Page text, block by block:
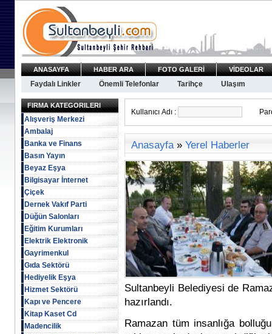
ANASAYFA HABER ARA FOTO GALERİ VİDEOLAR
Faydalı Linkler Önemli Telefonlar Tarihçe Ulaşım
FIRMA KATEGORILERI
Alışveriş Merkezi
Ambalaj
Banka ve Finans
Basın Yayın
Beyaz Eşya
Bilgisayar İnternet
Çiçek
Dernek Vakıf Parti
Düğün Salonları
Eğitim Kurumları
Elektrik Elektronik
Gayrimenkul
Gıda Sektörü
Hediyelik Eşya
Hizmet Sektörü
Kapı ve Pencere
Kitap Kaset Cd
Madencilik
Kullanıcı Adı :
Anasayfa» Yerel Haberler
Sultanbeyli Belediyesi de
hazırlandı.
Ramazan tüm insanlığa